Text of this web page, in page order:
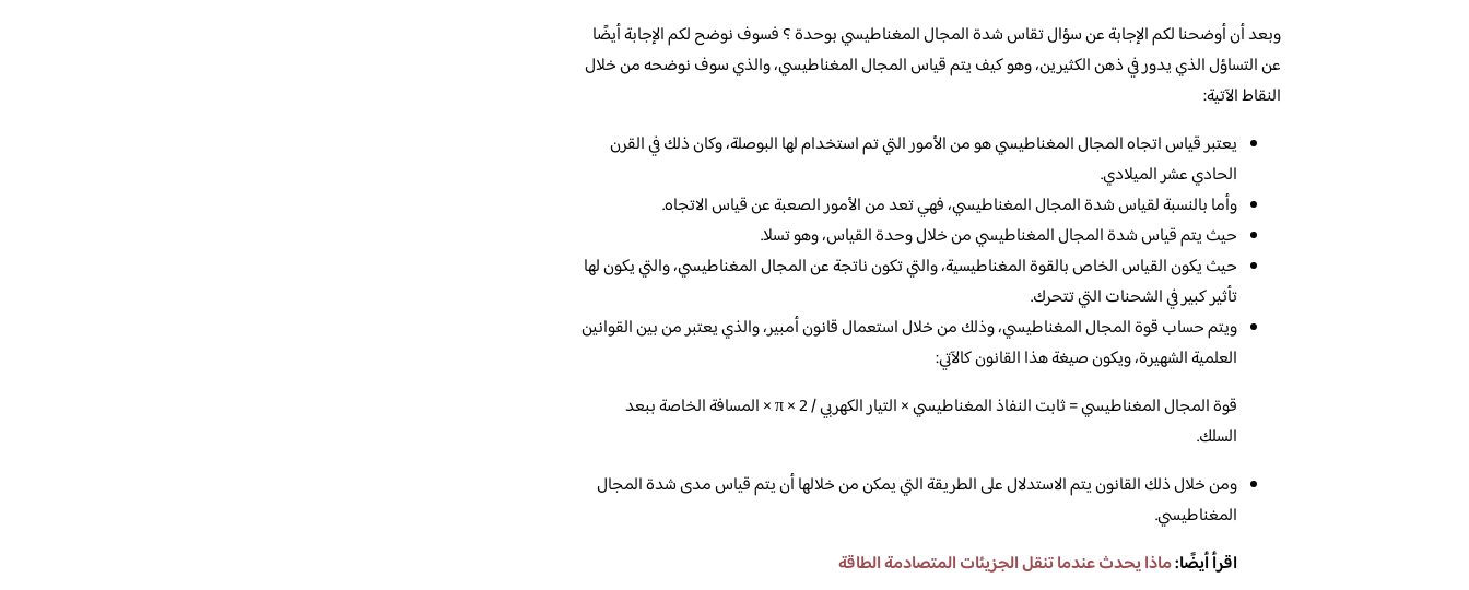
وبعد أن أوضحنا لكم الإجابة عن سؤال تقاس شدة المجال المغناطيسي بوحدة ؟ فسوف نوضح لكم الإجابة أيضًا
عن التساؤل الذي يدور في ذهن الكثيرين، وهو كيف يتم قياس المجال المغناطيسي، والذي سوف نوضحه من خلال
النقاط الآتية:
يعتبر قياس اتجاه المجال المغناطيسي هو من الأمور التي تم استخدام لها البوصلة، وكان ذلك في القرن
الحادي عشر الميلادي.
وأما بالنسبة لقياس شدة المجال المغناطيسي، فهي تعد من الأمور الصعبة عن قياس الاتجاه.
حيث يتم قياس شدة المجال المغناطيسي من خلال وحدة القياس، وهو تسلا.
حيث يكون القياس الخاص بالقوة المغناطيسية، والتي تكون ناتجة عن المجال المغناطيسي، والتي يكون لها
تأثير كبير في الشحنات التي تتحرك.
ويتم حساب قوة المجال المغناطيسي، وذلك من خلال استعمال قانون أمبير، والذي يعتبر من بين القوانين
العلمية الشهيرة، ويكون صيغة هذا القانون كالآتي:
قوة المجال المغناطيسي = ثابت النفاذ المغناطيسي × التيار الكهربي / 2 × π × المسافة الخاصة ببعد
السلك.
ومن خلال ذلك القانون يتم الاستدلال على الطريقة التي يمكن من خلالها أن يتم قياس مدى شدة المجال
المغناطيسي.
اقرأ أيضًا:ماذا يحدث عندما تنقل الجزيئات المتصادمة الطاقة